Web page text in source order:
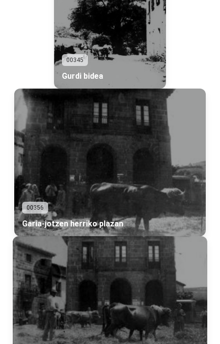
00345
Gurdi bidea
00356
Garia-jotzen herriko plazan